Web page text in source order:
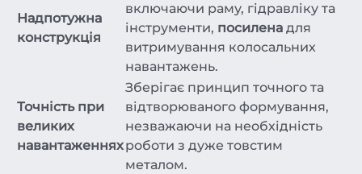
Надпотужна
конструкція
включаючи раму, гідравліку та
інструменти, посилена для
витримування колосальних
навантажень.
Точність при
великих
навантаженнях
Зберігає принцип точного та
відтворюваного формування,
незважаючи на необхідність
роботи з дуже товстим
металом.